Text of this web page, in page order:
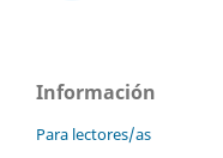
Información
Para lectores/as